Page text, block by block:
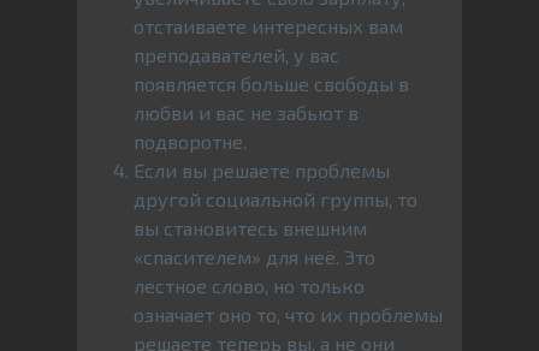
отстаиваете интересных вам
преподавателей, у вас
появляется больше свободы в
любви и вас не забьют в
подворотне.
Если вы решаете проблемы
другой социальной группы, то
вы становитесь внешним
«спасителем» для неё. Это
лестное слово, но только
означает оно то, что их проблемы
решаете теперь вы, а не они